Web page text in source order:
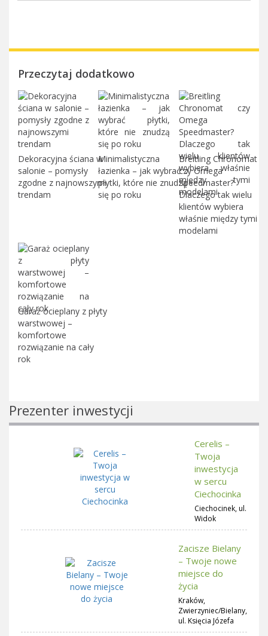
Przeczytaj dodatkowo
Dekoracyjna ściana w
salonie – pomysły
zgodne z najnowszymi
trendam
Minimalistyczna
łazienka – jak wybrać
płytki, które nie znudzą
się po roku
Breitling Chronomat
czy Omega
Speedmaster?
Dlaczego tak wielu
klientów wybiera
właśnie między tymi
modelami
Garaż ocieplany z płyty
warstwowej –
komfortowe
rozwiązanie na cały
rok
Prezenter inwestycji
Cerelis –
Twoja
inwestycja
w sercu
Ciechocinka
Ciechocinek, ul.
Widok
Zacisze Bielany
– Twoje nowe
miejsce do
życia
Kraków,
Zwierzyniec/Bielany,
ul. Księcia Józefa